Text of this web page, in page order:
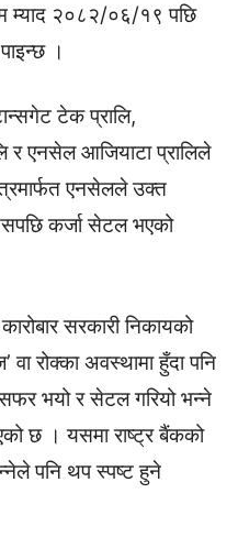
म्याद २०८२/०६/१९ पछि
।
टेक प्रालि,
र एनसेल आजियाटा प्रालिले
एनसेलले उक्त
कर्जा सेटल भएको
सरकारी निकायको
रोक्का अवस्थामा हुँदा पनि
भयो र सेटल गरियो भन्ने
छ । यसमा राष्ट्र बैंकको
पनि थप स्पष्ट हुने